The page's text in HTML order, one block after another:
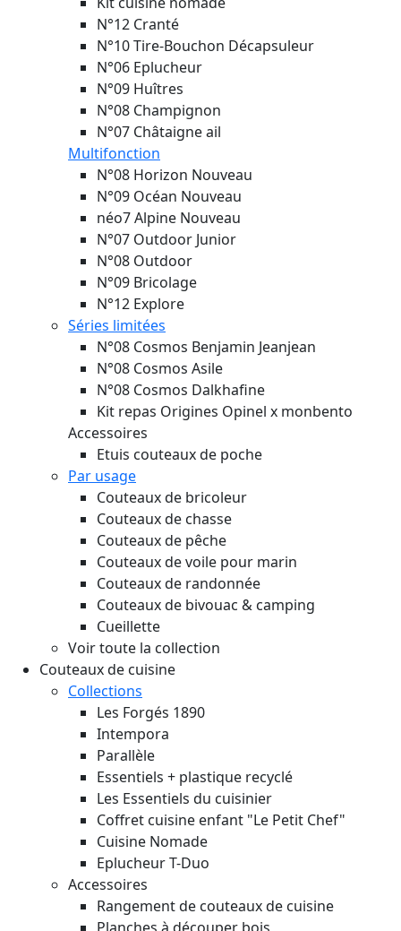
N°12 Cranté
N°10 Tire-Bouchon Décapsuleur
N°06 Eplucheur
N°09 Huîtres
N°08 Champignon
N°07 Châtaigne ail
Multifonction
N°08 Horizon Nouveau
N°09 Océan Nouveau
néo7 Alpine Nouveau
N°07 Outdoor Junior
N°08 Outdoor
N°09 Bricolage
N°12 Explore
Séries limitées
N°08 Cosmos Benjamin Jeanjean
N°08 Cosmos Asile
N°08 Cosmos Dalkhafine
Kit repas Origines Opinel x monbento
Accessoires
Etuis couteaux de poche
Par usage
Couteaux de bricoleur
Couteaux de chasse
Couteaux de pêche
Couteaux de voile pour marin
Couteaux de randonnée
Couteaux de bivouac & camping
Cueillette
Voir toute la collection
Couteaux de cuisine
Collections
Les Forgés 1890
Intempora
Parallèle
Essentiels + plastique recyclé
Les Essentiels du cuisinier
Coffret cuisine enfant "Le Petit Chef"
Cuisine Nomade
Eplucheur T-Duo
Accessoires
Rangement de couteaux de cuisine